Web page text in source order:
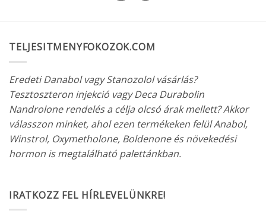
TELJESITMENYFOKOZOK.COM
Eredeti Danabol vagy Stanozolol vásárlás?
Tesztoszteron injekció vagy Deca Durabolin
Nandrolone rendelés a célja olcsó árak mellett? Akkor
válasszon minket, ahol ezen termékeken felül Anabol,
Winstrol, Oxymetholone, Boldenone és növekedési
hormon is megtalálható palettánkban.
IRATKOZZ FEL HÍRLEVELÜNKRE!